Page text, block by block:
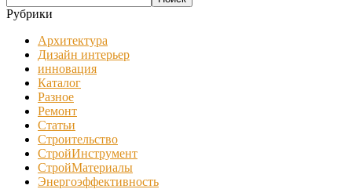
Рубрики
Архитектура
Дизайн интерьер
инновация
Каталог
Разное
Ремонт
Статьи
Строительство
СтройИнструмент
СтройМатериалы
Энергоэффективность